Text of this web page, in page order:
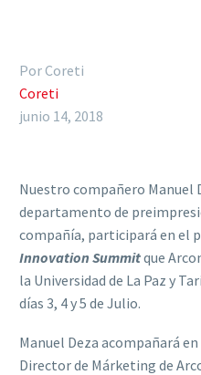
Por Coreti
Coreti
junio 14, 2018
Nuestro compañero Manuel
departamento de
compañía, participará en el
Innovation Summitque
la Universidad de La Paz y
días 3, 4 y 5 de Julio.
Manuel Deza acompañará
Director de Márketing de